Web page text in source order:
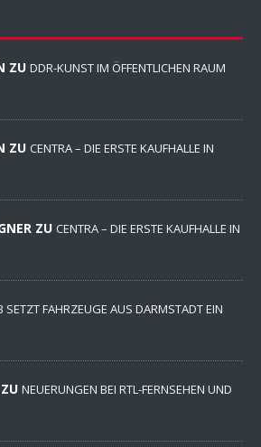
ZU DDR-KUNST IM ÖFFENTLICHEN RAUM
ZU CENTRA – DIE ERSTE KAUFHALLE IN
ZU CENTRA – DIE ERSTE KAUFHALLE IN
SETZT FAHRZEUGE AUS DARMSTADT EIN
NEUERUNGEN BEI RTL-FERNSEHEN UND